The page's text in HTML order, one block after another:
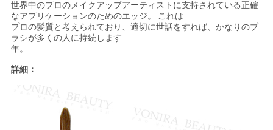
世界中のプロのメイクアップアーティストに支持されている正確
なアプリケーションのためのエッジ。
これは
プロの髪質と考えられており、適切に世話をすれば、かなりのブ
ラシが多くの人に持続します
年。
詳細：